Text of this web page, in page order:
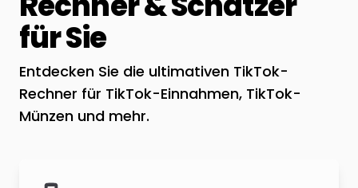
für Sie
Entdecken Sie die ultimativen TikTok-
Rechner für TikTok-Einnahmen, TikTok-
Münzen und mehr.